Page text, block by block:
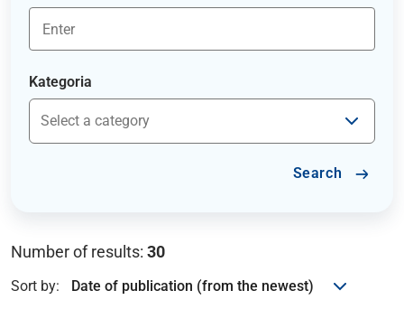
Kategoria
Search
Number of results: 30
Sort by: